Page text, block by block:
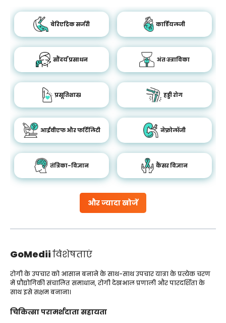
और ज्यादा खोजें
बेरिएट्रिक सर्जरी कार्डियलजी
सौंदर्य प्रसाधन अंतःस्त्राविका
प्रसूतिशास्र हड्डी रोग
आईवीएफ और फर्टिलिटी नेफ्रोलॉजी
तंत्रिका-विज्ञान कैंसर विज्ञान
GoMediiविशेषताएं
रोगी के उपचार को आसान बनाने के साथ-साथ उपचार यात्रा के प्रत्येक चरण
में प्रौद्योगिकी संचालित समाधान, रोगी देखभाल प्रणाली और पारदर्शिता के
साथ इसे सक्षम बनाना।
चिकित्सा परामर्शदाता सहायता